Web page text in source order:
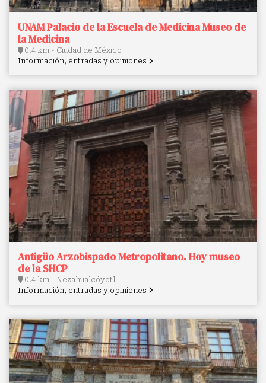
UNAM Palacio de la Escuela de Medicina Museo de
la Medicina
0.4 km - Ciudad de México
Información, entradas y opiniones
Antigüo Arzobispado Metropolitano. Hoy museo
de la SHCP
0.4 km - Nezahualcóyotl
Información, entradas y opiniones